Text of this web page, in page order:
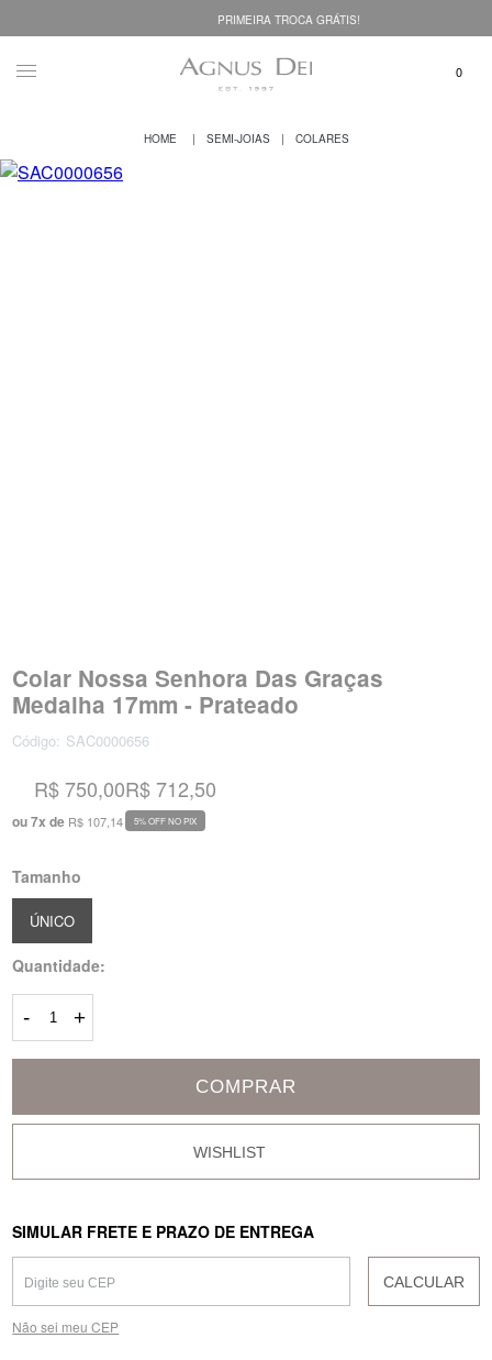
PRIMEIRA TROCA GRÁTIS!
SEMI-JOIAS COLARES
Colar Nossa Senhora Das Graças
Medalha 17mm - Prateado
Código: SAC0000656
R$ 750,00
ou7x de R$ 107,14
R$ 712,50
5% OFF NO PIX
Tamanho
ÚNICO
Quantidade:
- +
COMPRAR
SIMULAR FRETE E PRAZO DE ENTREGA
CALCULAR
Não sei meu CEP